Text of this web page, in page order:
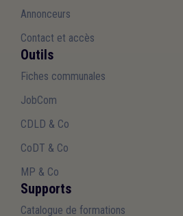
Annonceurs
Contact et accès
Outils
Fiches communales
JobCom
CDLD & Co
CoDT & Co
MP & Co
Supports
Catalogue de formations